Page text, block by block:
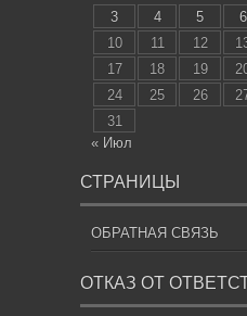
3
4 5 6
10
11 12
17
18 19
24
25 26
31
« Июл
СТРАНИЦЫ
ОБРАТНАЯ СВЯЗЬ
ОТКАЗ ОТ